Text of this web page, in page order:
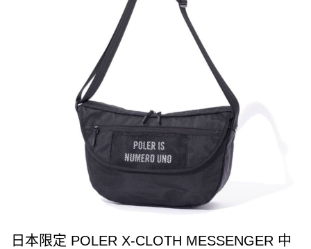
日本限定 POLER X-CLOTH MESSENGER 中